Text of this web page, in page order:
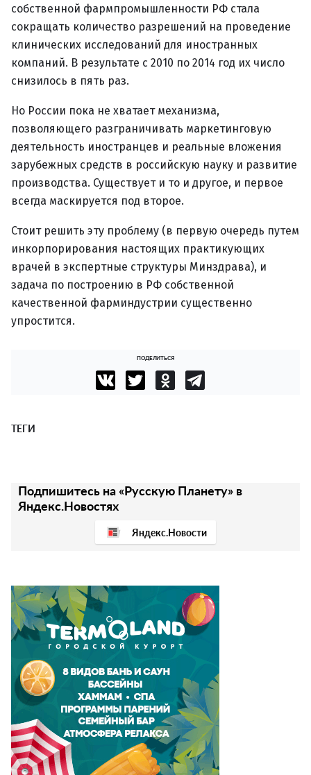
собственной фармпромышленности РФ стала
сокращать количество разрешений на проведение
клинических исследований для иностранных
компаний. В результате с 2010 по 2014 год их число
снизилось в пять раз.
Но России пока не хватает механизма,
позволяющего разграничивать маркетинговую
деятельность иностранцев и реальные вложения
зарубежных средств в российскую науку и развитие
производства. Существует и то и другое, и первое
всегда маскируется под второе.
Стоит решить эту проблему (в первую очередь путем
инкорпорирования настоящих практикующих
врачей в экспертные структуры Минздрава), и
задача по построению в РФ собственной
качественной фарминдустрии существенно
упростится.
ПОДЕЛИТЬСЯ
ТЕГИ
Подпишитесь на «Русскую Планету» в
Яндекс.Новостях
Яндекс.Новости